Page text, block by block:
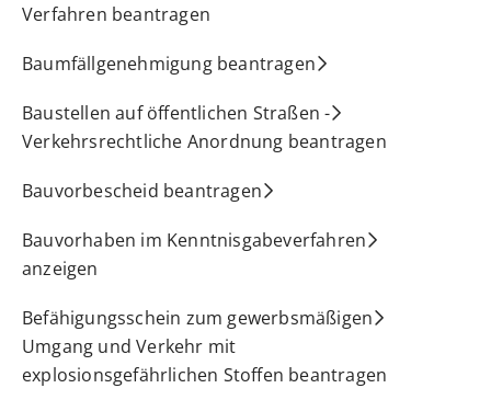
Verfahren beantragen
Baumfällgenehmigung beantragen
Baustellen auf öffentlichen Straßen -
Verkehrsrechtliche Anordnung beantragen
Bauvorbescheid beantragen
Bauvorhaben im Kenntnisgabeverfahren
anzeigen
Befähigungsschein zum gewerbsmäßigen
Umgang und Verkehr mit
explosionsgefährlichen Stoffen beantragen